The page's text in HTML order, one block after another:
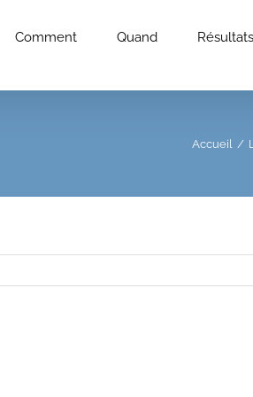
Comment Quand Résultats
Accueil /